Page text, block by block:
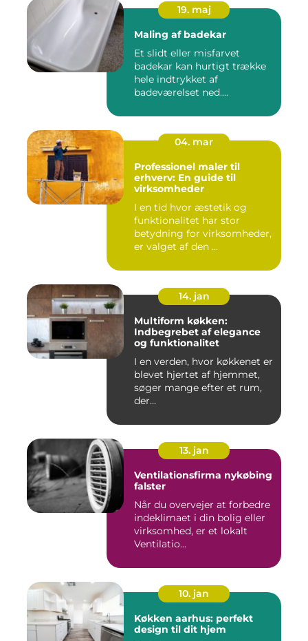
19. maj
Maling af badekar
Et slidt eller misfarvet
badekar kan hurtigt trække
hele indtrykket af
badeværelset ned....
04. mar
Professionel maler til
erhverv: En guide til
virksomheder
I en tid hvor æstetik og
funktionalitet har stor
betydning for virksomheder,
er valget af den ...
14. jan
Multiform køkken:
Indbegrebet af elegance
og funktionalitet
I en verden, hvor køkkenet er
blevet hjertet af hjemmet,
søger mange efter et rum,
der...
13. jan
Ventilationsfirma nykøbing
falster
Når du overvejer at forbedre
indeklimaet i din bolig eller
virksomhed, er et lokalt
Ventilatio...
10. jan
Køkken aarhus: perfekt
design til dit hjem